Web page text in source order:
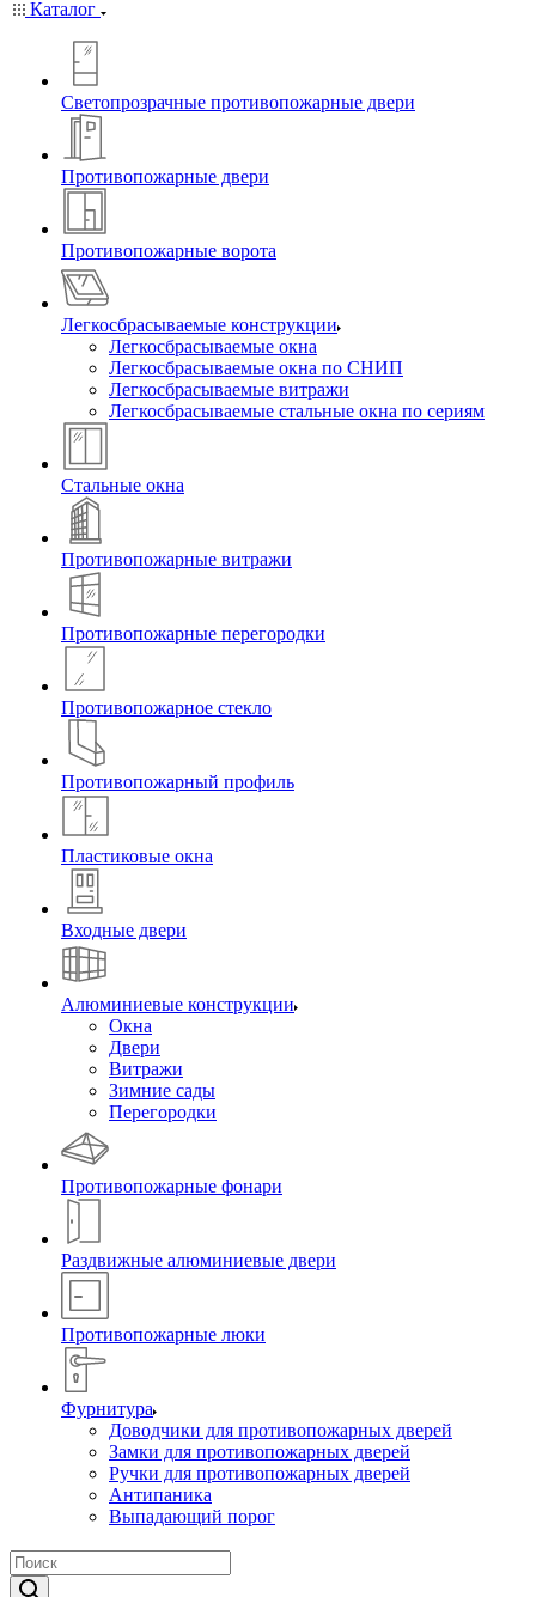
Каталог
Светопрозрачные противопожарные двери
Противопожарные двери
Противопожарные ворота
Легкосбрасываемые конструкции
Легкосбрасываемые окна
Легкосбрасываемые окна по СНИП
Легкосбрасываемые витражи
Легкосбрасываемые стальные окна по сериям
Стальные окна
Противопожарные витражи
Противопожарные перегородки
Противопожарное стекло
Противопожарный профиль
Пластиковые окна
Входные двери
Алюминиевые конструкции
Окна
Двери
Витражи
Зимние сады
Перегородки
Противопожарные фонари
Раздвижные алюминиевые двери
Противопожарные люки
Фурнитура
Доводчики для противопожарных дверей
Замки для противопожарных дверей
Ручки для противопожарных дверей
Антипаника
Выпадающий порог